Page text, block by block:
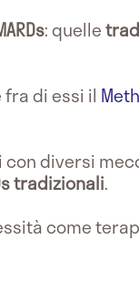
: quelle
di essi il
diversi
tradizionali.
come